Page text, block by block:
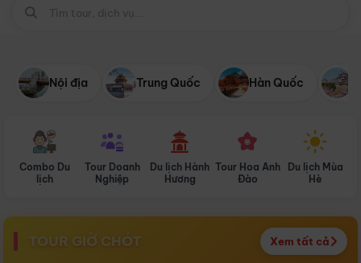
Nội địa Trung Quốc Hàn Quốc
Combo Du
lịch
Tour Doanh
Nghiệp
Du lịch Hành
Hương
Tour Hoa Anh
Đào
Du lịch Mùa
Hè
TOUR GIỜ CHÓT Xem tất cả
Điểm nổi bật